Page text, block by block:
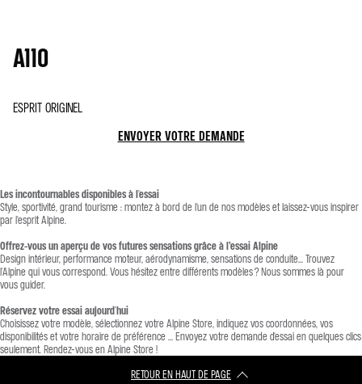
A110
ESPRIT ORIGINEL
ENVOYER VOTRE DEMANDE
Les incontournables disponibles à l'essai
Style, sportivité, grand tourisme : montez à bord de l'un de nos modèles et laissez-vous inspirer
par l'esprit Alpine.
Offrez-vous un aperçu de vos futures sensations grâce à l’essai Alpine
Design intérieur, performance moteur, aérodynamisme, sensations de conduite... Trouvez
l'Alpine qui vous correspond. Vous hésitez entre différents modèles ? Nous sommes là pour
vous guider.
Réservez votre essai aujourd'hui
Choisissez votre modèle, sélectionnez votre Alpine Store, indiquez vos coordonnées, vos
disponibilités et votre horaire de préférence … Envoyez votre demande d'essai en quelques clics
seulement. Rendez-vous en Alpine Store !
RETOUR EN HAUT DE PAGE​